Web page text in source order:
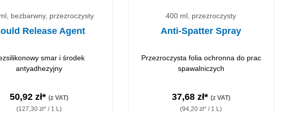
bezbarwny, przezroczysty
Release Agent
smar i środek
antyadhezyjny
50,92 zł*(z VAT)
(127,30 zł* / 1 L)
400 ml, przezroczysty
Anti-Spatter Spray
Przezroczysta folia ochronna do prac
spawalniczych
37,68 zł* (z VAT)
(94,20 zł* / 1 L)